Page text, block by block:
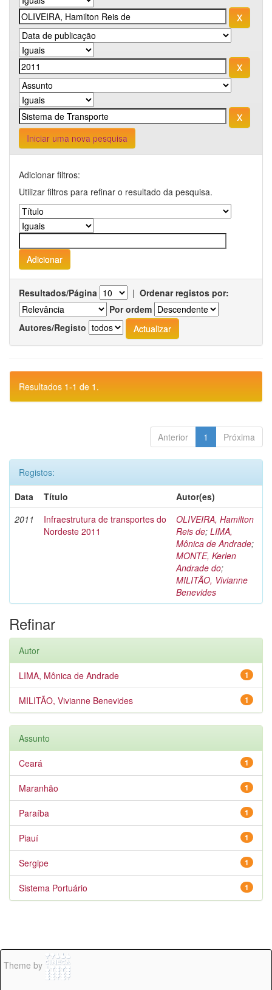
Iniciar uma nova pesquisa
Adicionar filtros:
Utilizar filtros para refinar o resultado da pesquisa.
Resultados/Página | Ordenar registos por:
Por ordem
Autores/Registo
Resultados 1-1 de 1.
Anterior 1 Próxima
Registos:
Data
Título
Autor(es)
2011
Infraestrutura de transportes do
Nordeste 2011
OLIVEIRA, Hamilton
Reis de; LIMA,
Mônica de Andrade;
MONTE, Kerlen
Andrade do;
MILITÃO, Vivianne
Benevides
Refinar
Autor
1
LIMA, Mônica de Andrade
1
MILITÃO, Vivianne Benevides
Assunto
1
Ceará
1
Maranhão
1
Paraíba
1
Piauí
1
Sergipe
1
Sistema Portuário
Theme by